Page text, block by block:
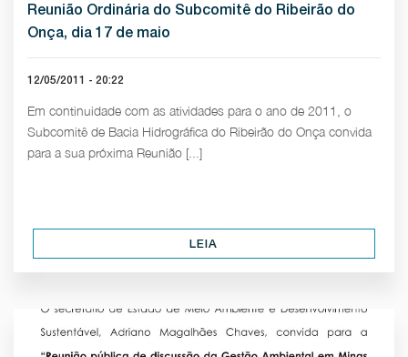
Reunião Ordinária do Subcomitê do Ribeirão do
Onça, dia 17 de maio
12/05/2011 - 20:22
Em continuidade com as atividades para o ano de 2011, o
Subcomitê de Bacia Hidrográfica do Ribeirão do Onça convida
para a sua próxima Reunião [...]
LEIA